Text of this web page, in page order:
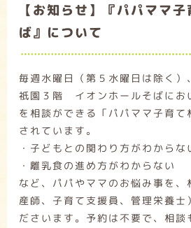
【お知らせ】『パパママ
ば』について
毎週水曜日（第５水曜日は除く）
祇園３階 イオンホールそばにお
を相談ができる「パパママ子育て
されています。
・子どもとの関わり方がわからな
・離乳食の進め方がわからない
など、パパやママのお悩み事を、
産師、子育て支援員、管理栄養士
ださいます。予約は不要で、相談